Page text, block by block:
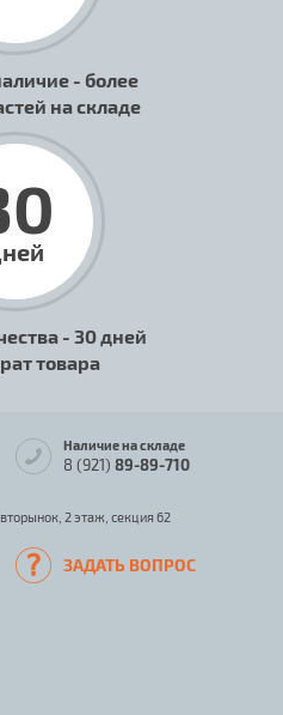
- более
на складе
- 30 дней
товара
Наличие на складе
8 (921) 89-89-710
2 этаж, секция 62
ЗАДАТЬ ВОПРОС